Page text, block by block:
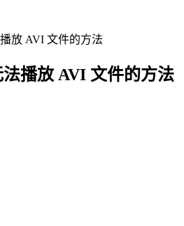
放 AVI 文件的方法
播放 AVI 文件的方法